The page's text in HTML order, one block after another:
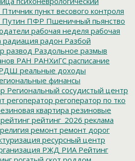
Птичник пункт весового контроля
Путин ПФР Пшеничный пьянство
рабочая неделя рабочая
радиация радон Разбой
развод Раздольное размыв
РАН РАНХиГС расписание
реальные доходы
финансы
Региональный сосудистый центр
регоператор регоператор по тко
квартира резиновые
рейтинг рейтинг_2026 реклама
религия ремонт ремонт дорог
ресурсный центр
РЖД РИА Рейтинг